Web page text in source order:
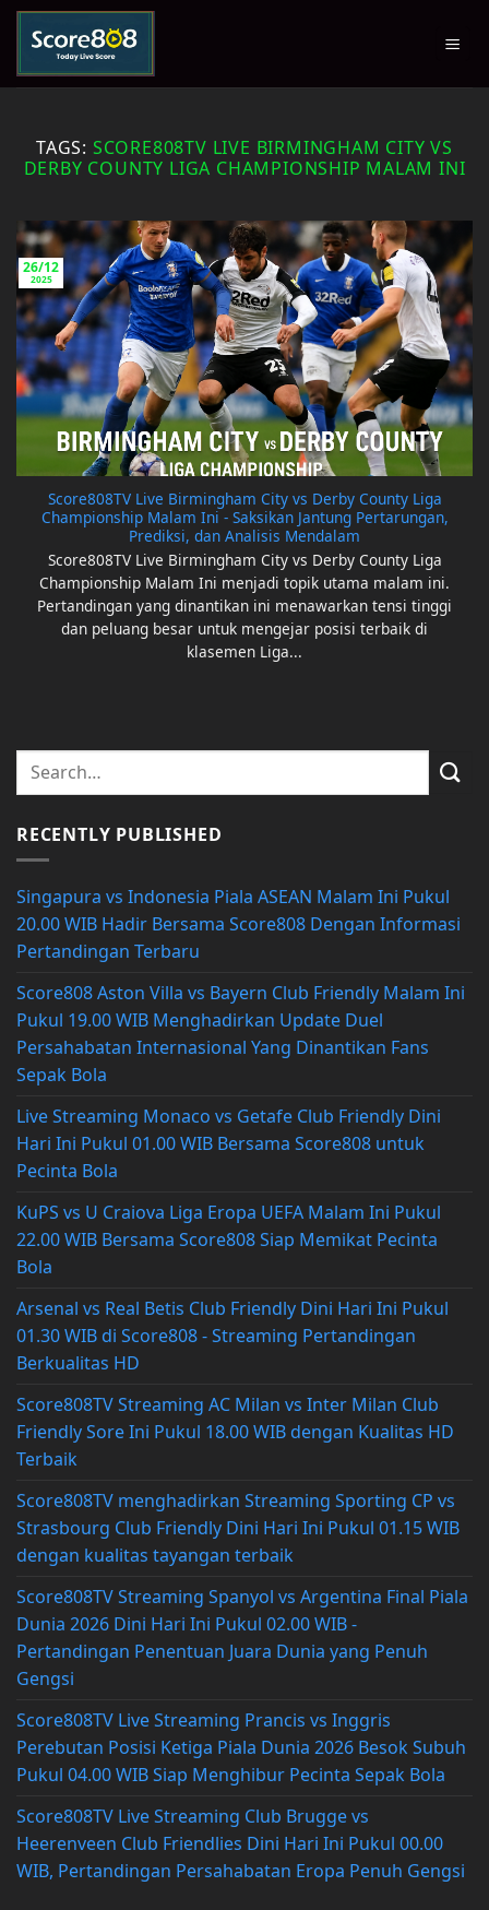
Skip
content
TAGS: SCORE808TV LIVE BIRMINGHAM CITY VS
DERBY COUNTY LIGA CHAMPIONSHIP MALAM INI
Score808TV Live Birmingham City vs Derby County Liga
Championship Malam Ini - Saksikan Jantung Pertarungan,
Prediksi, dan Analisis Mendalam
Score808TV Live Birmingham City vs Derby County Liga
Championship Malam Ini menjadi topik utama malam ini.
Pertandingan yang dinantikan ini menawarkan tensi tinggi
dan peluang besar untuk mengejar posisi terbaik di
klasemen Liga...
26/12
2025
RECENTLY PUBLISHED
Singapura vs Indonesia Piala ASEAN Malam Ini Pukul
20.00 WIB Hadir Bersama Score808 Dengan Informasi
Pertandingan Terbaru
Score808 Aston Villa vs Bayern Club Friendly Malam Ini
Pukul 19.00 WIB Menghadirkan Update Duel
Persahabatan Internasional Yang Dinantikan Fans
Sepak Bola
Live Streaming Monaco vs Getafe Club Friendly Dini
Hari Ini Pukul 01.00 WIB Bersama Score808 untuk
Pecinta Bola
KuPS vs U Craiova Liga Eropa UEFA Malam Ini Pukul
22.00 WIB Bersama Score808 Siap Memikat Pecinta
Bola
Arsenal vs Real Betis Club Friendly Dini Hari Ini Pukul
01.30 WIB di Score808 - Streaming Pertandingan
Berkualitas HD
Score808TV Streaming AC Milan vs Inter Milan Club
Friendly Sore Ini Pukul 18.00 WIB dengan Kualitas HD
Terbaik
Score808TV menghadirkan Streaming Sporting CP vs
Strasbourg Club Friendly Dini Hari Ini Pukul 01.15 WIB
dengan kualitas tayangan terbaik
Score808TV Streaming Spanyol vs Argentina Final Piala
Dunia 2026 Dini Hari Ini Pukul 02.00 WIB -
Pertandingan Penentuan Juara Dunia yang Penuh
Gengsi
Score808TV Live Streaming Prancis vs Inggris
Perebutan Posisi Ketiga Piala Dunia 2026 Besok Subuh
Pukul 04.00 WIB Siap Menghibur Pecinta Sepak Bola
Score808TV Live Streaming Club Brugge vs
Heerenveen Club Friendlies Dini Hari Ini Pukul 00.00
WIB, Pertandingan Persahabatan Eropa Penuh Gengsi